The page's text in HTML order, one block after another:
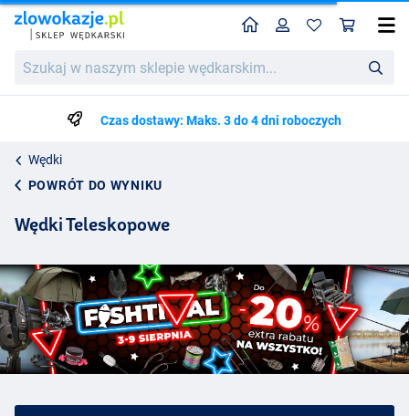
w
wędkarskim...
HomeProfil
Czas dostawy: Maks. 3 do 4 dni roboczych
Wędki
POWRÓT DO WYNIKU
Wędki Teleskopowe